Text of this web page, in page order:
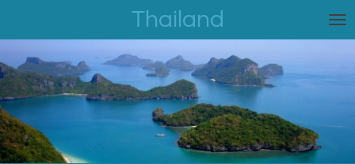
naar
de
hoofdinhoud
Thailand